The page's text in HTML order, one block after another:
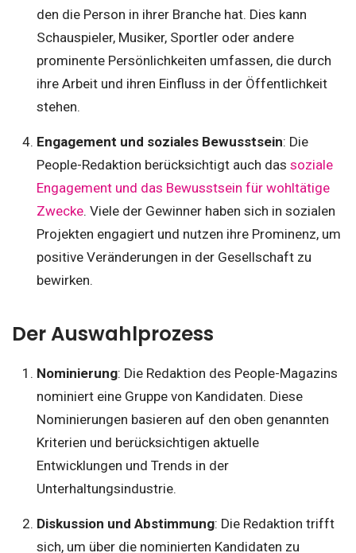
den die Person in ihrer Branche hat. Dies kann
Schauspieler, Musiker, Sportler oder andere
prominente Persönlichkeiten umfassen, die durch
ihre Arbeit und ihren Einfluss in der Öffentlichkeit
stehen.
Engagement und soziales Bewusstsein: Die
People-Redaktion berücksichtigt auch das soziale
Engagement und das Bewusstsein für wohltätige
Zwecke. Viele der Gewinner haben sich in sozialen
Projekten engagiert und nutzen ihre Prominenz, um
positive Veränderungen in der Gesellschaft zu
bewirken.
Der Auswahlprozess
Nominierung: Die Redaktion des People-Magazins
nominiert eine Gruppe von Kandidaten. Diese
Nominierungen basieren auf den oben genannten
Kriterien und berücksichtigen aktuelle
Entwicklungen und Trends in der
Unterhaltungsindustrie.
Diskussion und Abstimmung: Die Redaktion trifft
sich, um über die nominierten Kandidaten zu